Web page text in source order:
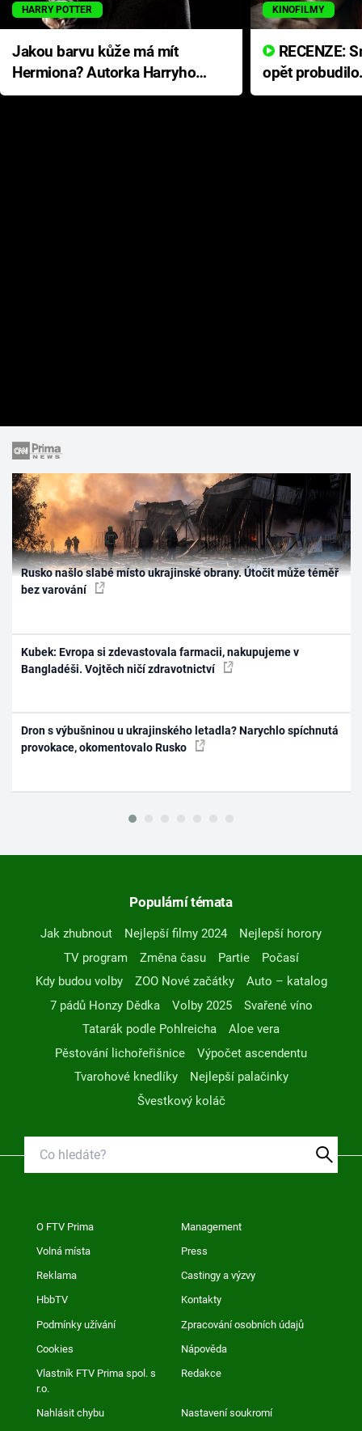
HARRY POTTER
Jakou barvu kůže má mít
Hermiona? Autorka Harryho
Pottera přišla s ráznou
KINOFILMY
opět
přichází s
Rusko našlo slabé místo ukrajinské obrany. Útočit může téměř
bez varování
Kubek: Evropa si zdevastovala farmacii, nakupujeme v
Bangladéši. Vojtěch ničí zdravotnictví
Dron s výbušninou u ukrajinského letadla? Narychlo spíchnutá
provokace, okomentovalo Rusko
Populární témata
Jak zhubnout Nejlepší filmy 2024
Nejlepší horory
TV program
Změna času Partie
Počasí
Kdy budou volby
ZOO Nové začátky
Auto – katalog
7 pádů Honzy Dědka
Volby 2025
Svařené víno
Tatarák podle Pohlreicha
Aloe vera
Pěstování lichořeřišnice
Výpočet ascendentu
Tvarohové knedlíky
Nejlepší palačinky
Švestkový koláč
O FTV Prima Management
Volná místa Press
Reklama Castingy a výzvy
HbbTV Kontakty
Podmínky užívání Zpracování osobních údajů
Cookies Nápověda
Vlastník FTV Prima spol. s
r.o.
Redakce
Nahlásit chybu Nastavení soukromí